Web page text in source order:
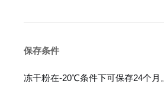
保存条件
冻干粉在-20℃条件下可保存24个月